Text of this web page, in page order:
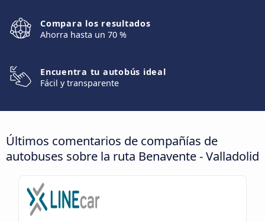
Compara los resultados
Ahorra hasta un 70 %
Encuentra tu autobús ideal
Fácil y transparente
Últimos comentarios de compañías de
autobuses sobre la ruta Benavente - Valladolid